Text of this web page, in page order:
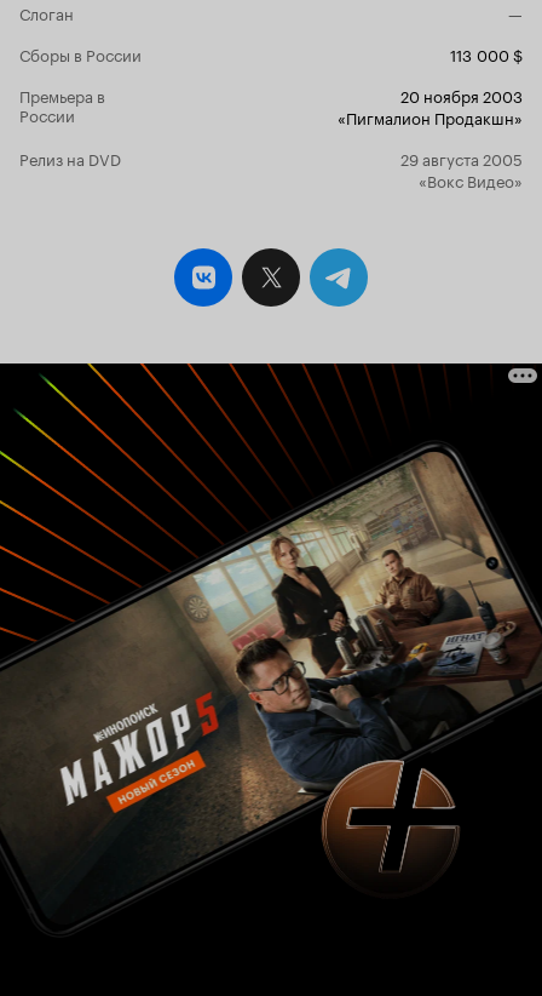
Слоган
—
Сборы в России
113 000 $
Премьера в
России
20 ноября 2003
«Пигмалион Продакшн»
Релиз на DVD
29 августа 2005
«Вокс Видео»